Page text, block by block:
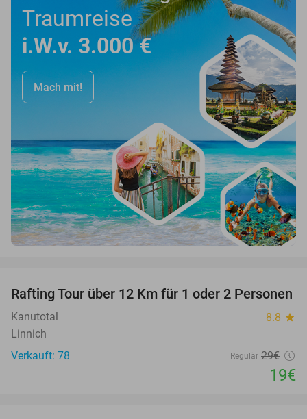
Traumreise
i.W.v. 3.000 €
Mach mit!
34%
Rafting Tour über 12 Km für 1 oder 2 Personen
Kanutotal 8.8 star
Linnich
Verkauft: 78
Regulär 29€
19€